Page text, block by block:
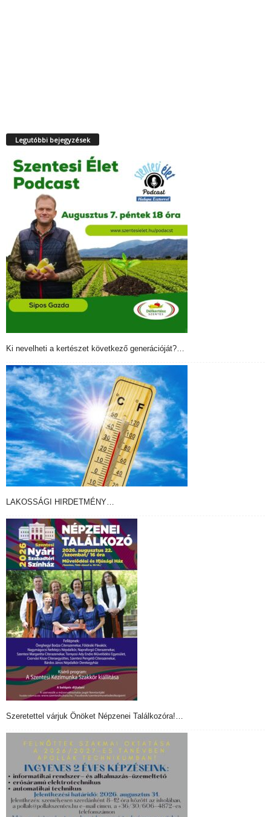
Legutóbbi bejegyzések
Ki nevelheti a kertészet következő generációját?…
LAKOSSÁGI HIRDETMÉNY…
Szeretettel várjuk Önöket Népzenei Találkozóra!…